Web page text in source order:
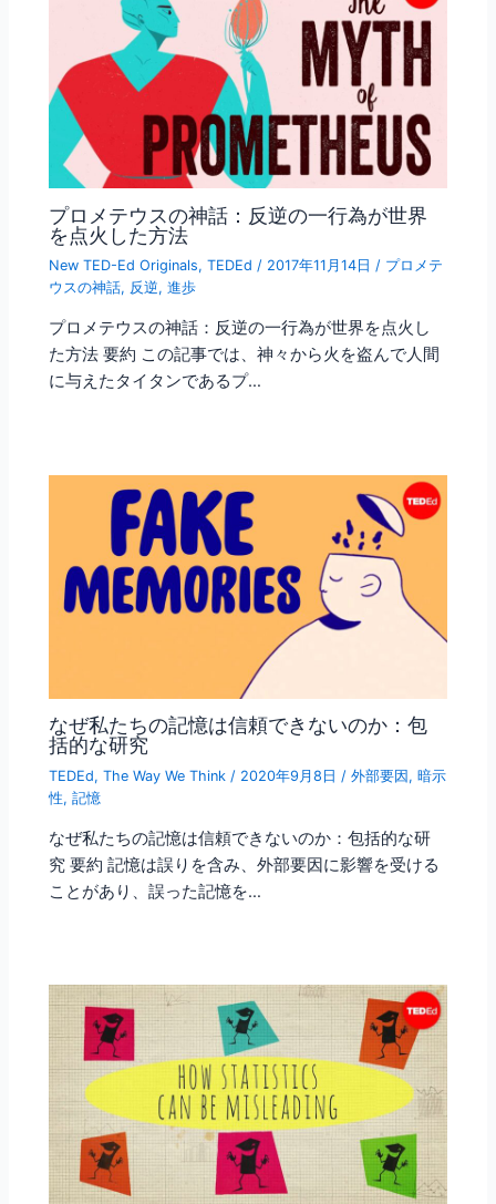
プロメテウスの神話：反逆の一行為が世界
を点火した方法
New TED-Ed Originals,TEDEd / 2017年11月14日 / プロメテ
ウスの神話, 反逆,進歩
プロメテウスの神話：反逆の一行為が世界を点火し
た方法 要約 この記事では、神々から火を盗んで人間
に与えたタイタンであるプ…
なぜ私たちの記憶は信頼できないのか：包
括的な研究
TEDEd,The Way We Think / 2020年9月8日 /外部要因,暗示
性,記憶
なぜ私たちの記憶は信頼できないのか：包括的な研
究 要約 記憶は誤りを含み、外部要因に影響を受ける
ことがあり、誤った記憶を…